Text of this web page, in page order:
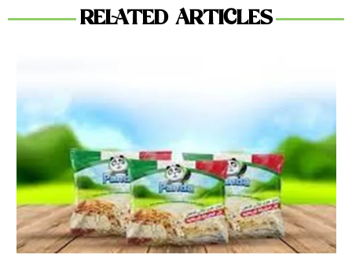
RELATED ARTICLES